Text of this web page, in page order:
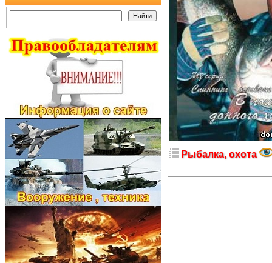
Рыбалка, охота